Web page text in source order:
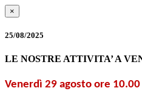
×
25/08/2025
LE NOSTRE ATTIVITA’ A
Venerdì 29 agosto ore 10.00